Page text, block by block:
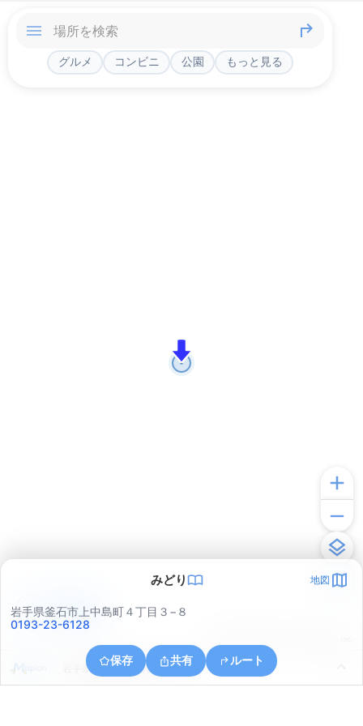
グルメ コンビニ 公園 もっと見る
みどり 地図
岩手県釜石市上中島町４丁目３−８
0193-23-6128
保存 共有 ルート
岩手県釜石市源太沢町２丁目２
アプリで見る